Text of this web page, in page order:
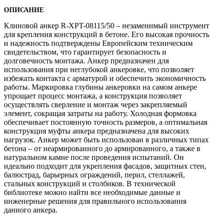
ОПИСАНИЕ
Клиновой анкер R-XPT-08115/50 – незаменимый инструмент
для крепления конструкций в бетоне. Его высокая прочность
и надежность подтверждены Европейским техническим
свидетельством, что гарантирует безопасность и
долговечность монтажа. Анкер предназначен для
использования при неглубокой анкеровке, что позволяет
избежать контакта с арматурой и обеспечить экономичность
работы. Маркировка глубины анкеровки на самом анкере
упрощает процесс монтажа, а конструкция позволяет
осуществлять сверление и монтаж через закрепляемый
элемент, сокращая затраты на работу. Холодная формовка
обеспечивает постоянную точность размеров, а оптимальная
конструкция муфты анкера предназначена для высоких
нагрузок. Анкер может быть использован в различных типах
бетона – от неармированного до армированного, а также в
натуральном камне после проведения испытаний. Он
идеально подходит для укрепления фасадов, защитных стен,
балюстрад, барьерных ограждений, перил, стеллажей,
стальных конструкций и столбиков. В технической
библиотеке можно найти все необходимые данные и
инженерные решения для правильного использования
данного анкера.